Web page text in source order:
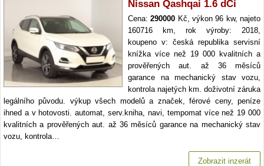
Nissan Qashqai 1.6 dCi
Cena:290000 Kč, výkon 96 kw, najeto
160716 km, rok výroby: 2018,
koupeno v: česká republika servisní
knížka více než 19 000 kvalitních a
prověřených aut. až 36 měsíců
garance na mechanický stav vozu,
kontrola najetých km. doživotní záruka
legálního původu. výkup všech modelů a značek, férové ceny, peníze
ihned a v hotovosti. automat, serv.kniha, navi, tempomat více než 19 000
kvalitních a prověřených aut. až 36 měsíců garance na mechanický stav
vozu, kontrola…
Zobrazit inzerát